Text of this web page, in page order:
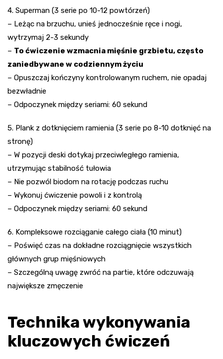
4. Superman (3 serie po 10-12 powtórzeń)
– Leżąc na brzuchu, unieś jednocześnie ręce i nogi,
wytrzymaj 2-3 sekundy
– To ćwiczenie wzmacnia mięśnie grzbietu, często
zaniedbywane w codziennym życiu
– Opuszczaj kończyny kontrolowanym ruchem, nie opadaj
bezwładnie
– Odpoczynek między seriami: 60 sekund
5. Plank z dotknięciem ramienia (3 serie po 8-10 dotknięć na
stronę)
– W pozycji deski dotykaj przeciwległego ramienia,
utrzymując stabilność tułowia
– Nie pozwól biodom na rotację podczas ruchu
– Wykonuj ćwiczenie powoli i z kontrolą
– Odpoczynek między seriami: 60 sekund
6. Kompleksowe rozciąganie całego ciała (10 minut)
– Poświęć czas na dokładne rozciągnięcie wszystkich
głównych grup mięśniowych
– Szczególną uwagę zwróć na partie, które odczuwają
największe zmęczenie
Technika wykonywania
kluczowych ćwiczeń